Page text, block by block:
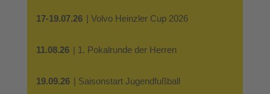
17-19.07.26 | Volvo Heinzler Cup 2026
11.08.26 | 1. Pokalrunde der Herren
19.09.26 | Saisonstart Jugendfußball